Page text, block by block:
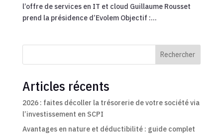
l’offre de services en IT et cloud Guillaume Rousset
prend la présidence d’Evolem Objectif :...
Rechercher
Articles récents
2026 : faites décoller la trésorerie de votre société via
l’investissement en SCPI
Avantages en nature et déductibilité : guide complet